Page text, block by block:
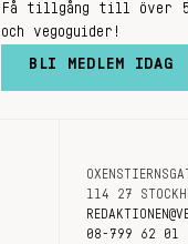
Få tillgång till över
och vegoguider!
BLI MEDLEM IDAG
114 27
08-799 62 01